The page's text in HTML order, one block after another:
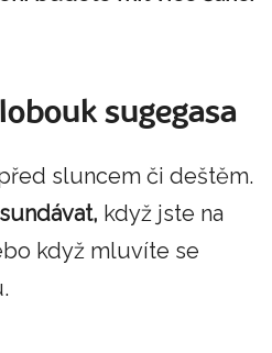
sugegasa
sluncem či deštěm.
když jste na
když mluvíte se